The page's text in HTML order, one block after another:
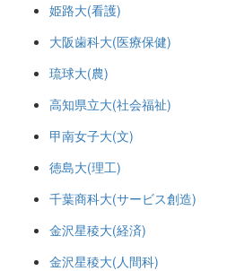
姫路大(看護)
大阪歯科大(医療保健)
琉球大(農)
高知県立大(社会福祉)
甲南女子大(文)
徳島大(理工)
千葉商科大(サービス創造)
金沢星稜大(経済)
金沢星稜大(人間科)